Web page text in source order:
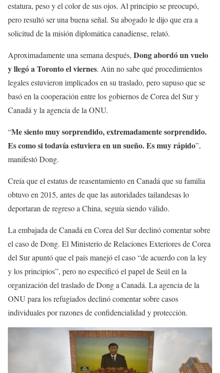
estatura, peso y el color de sus ojos. Al principio se preocupó,
pero resultó ser una buena señal. Su abogado le dijo que era a
solicitud de la misión diplomática canadiense, relató.
Aproximadamente una semana después, Dong abordó un vuelo
y llegó a Toronto el viernes. Aún no sabe qué procedimientos
legales estuvieron implicados en su traslado, pero supuso que se
basó en la cooperación entre los gobiernos de Corea del Sur y
Canadá y la agencia de la ONU.
“Me siento muy sorprendido, extremadamente sorprendido.
Es como si todavía estuviera en un sueño. Es muy rápido”,
manifestó Dong.
Creía que el estatus de reasentamiento en Canadá que su familia
obtuvo en 2015, antes de que las autoridades tailandesas lo
deportaran de regreso a China, seguía siendo válido.
La embajada de Canadá en Corea del Sur declinó comentar sobre
el caso de Dong. El Ministerio de Relaciones Exteriores de Corea
del Sur apuntó que el país manejó el caso “de acuerdo con la ley
y los principios”, pero no especificó el papel de Seúl en la
organización del traslado de Dong a Canadá. La agencia de la
ONU para los refugiados declinó comentar sobre casos
individuales por razones de confidencialidad y protección.